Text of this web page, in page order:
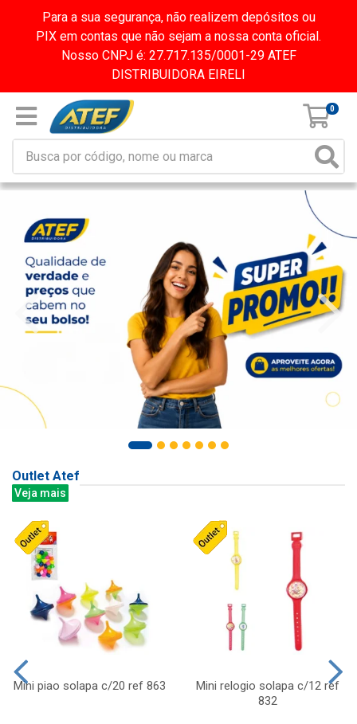
Para a sua segurança, não realizem depósitos ou
PIX em contas que não sejam a nossa conta oficial.
Nosso CNPJ é: 27.717.135/0001-29 ATEF
DISTRIBUIDORA EIRELI
0
Outlet Atef
Veja mais
Mini piao solapa c/20 ref 863
Mini relogio solapa c/12 ref
832